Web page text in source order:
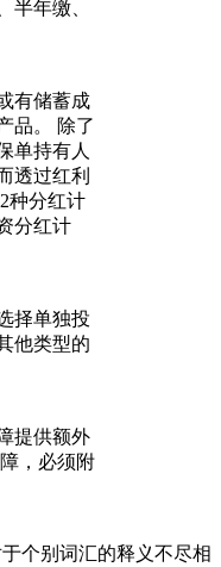
半年缴、
有储蓄成
品。 除了
单持有人
透过红利
种分红计
分红计
择单独投
他类型的
提供额外
，必须附
个别词汇的释义不尽相